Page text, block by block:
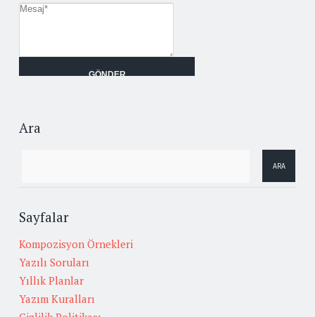
Ara
Sayfalar
Kompozisyon Örnekleri
Yazılı Soruları
Yıllık Planlar
Yazım Kuralları